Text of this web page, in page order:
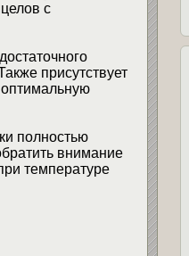
с
присутствует
оптимальную
полностью
внимание
температуре